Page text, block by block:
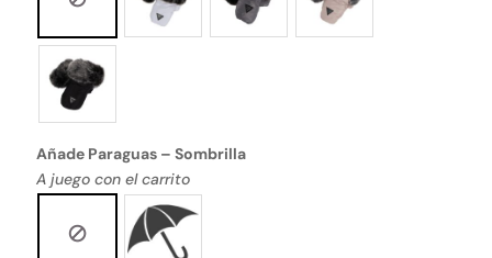
Añade Paraguas – Sombrilla
A juego con el carrito